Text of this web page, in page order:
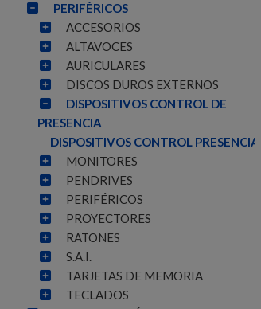
PERIFÉRICOS
ACCESORIOS
ALTAVOCES
AURICULARES
DISCOS DUROS EXTERNOS
DISPOSITIVOS CONTROL DE
PRESENCIA
DISPOSITIVOS CONTROL PRESENCIAL
MONITORES
PENDRIVES
PERIFÉRICOS
PROYECTORES
RATONES
S.A.I.
TARJETAS DE MEMORIA
TECLADOS